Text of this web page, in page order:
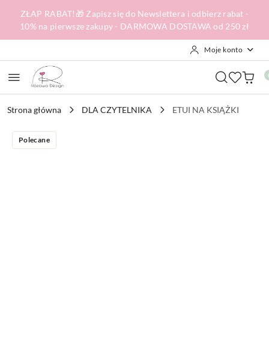
Przejdź do treści głównej
Przejdź do wyszukiwarki
Przejdź do moje konto
Przejdź do menu głównego
Przejdź do opisu produktu
Przejdź do stopki
ZŁAP RABAT!🎁 Zapisz się do Newslettera i odbierz rabat -
10% na pierwsze zakupy - DARMOWA DOSTAWA od 250 zł
Moje konto
Strona główna DLA CZYTELNIKA ETUI NA KSIĄŻKI
Polecane